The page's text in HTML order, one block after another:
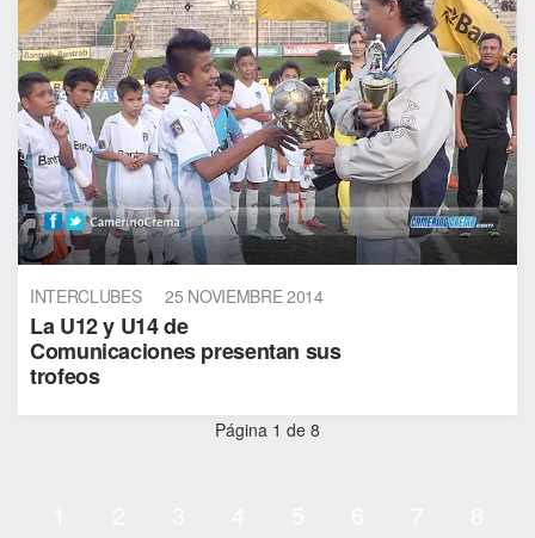
INTERCLUBES 25 NOVIEMBRE 2014
La U12 y U14 de
Comunicaciones presentan sus
trofeos
Página 1 de 8